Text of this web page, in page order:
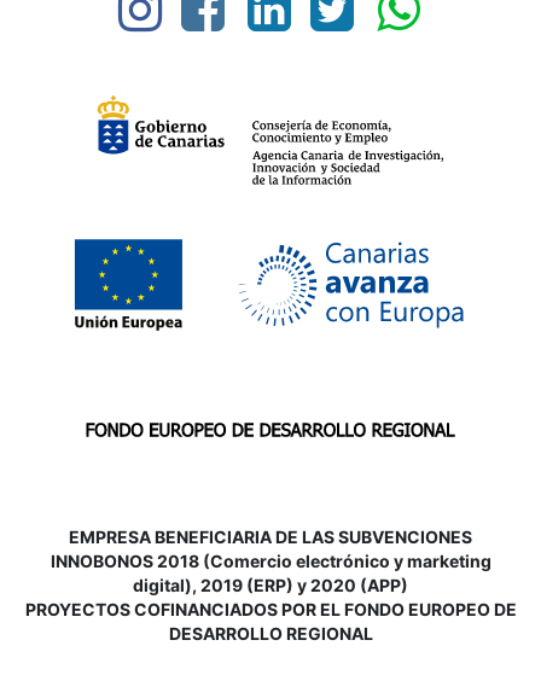
EMPRESA BENEFICIARIA DE LAS SUBVENCIONES
INNOBONOS 2018 (Comercio electrónico y marketing
digital), 2019 (ERP) y 2020 (APP)
PROYECTOS COFINANCIADOS POR EL FONDO EUROPEO DE
DESARROLLO REGIONAL